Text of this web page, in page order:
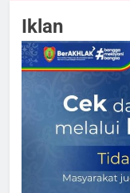
Iklan